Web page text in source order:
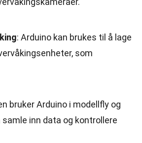
: Arduino kan brukes til å lage
som
bruker Arduino i modellfly og
inn data og kontrollere